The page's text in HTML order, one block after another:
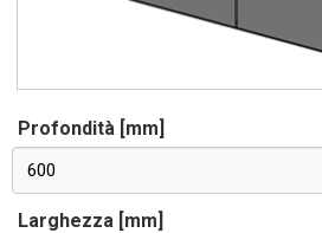
Profondità [mm]
600
Larghezza [mm]